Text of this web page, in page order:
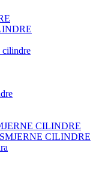
CILINDRE
CILINDRE